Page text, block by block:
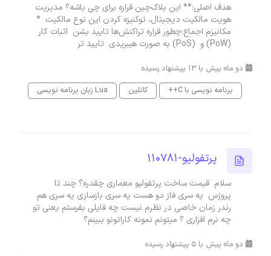
هدف اصلی:** این بلاک‌چین قراره برای چی باشه؟ مدیریت
هویت مالکیت دیجیتال، توکنیزه کردن این نوع مالکیت *
مکانیزم اجماع:چطور قراره تراکنش‌ها تایید بشن اثبات کار
(PoW) و (PoS) به صورت هیبریدی تایید تر
دو ماه پیش با 13 پیشنهاد رسیده
برنامه نویسی با C++
کاتلین زبان برنامه نویسی Lua
پرتفولیو-110781
سلام قیمت ساخت پرتفولیو معماری چقدره؟ چند تا
پروژس یه سری فاز دو هست یه سری بازسازی یه سری هم
رندر زمان خاصی در نظرم نیست چه فایلی بفرستم یعنی تو
چه نرم افزاری ؟ میتونم نمونه کاراتونو ببینم؟
دو ماه پیش با 5 پیشنهاد رسیده